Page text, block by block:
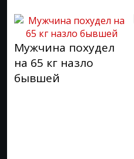
Мужчина похудел
на 65 кг назло
бывшей